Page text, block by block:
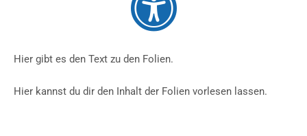
Hier gibt es den Text zu den Folien.
Hier kannst du dir den Inhalt der Folien vorlesen lassen.